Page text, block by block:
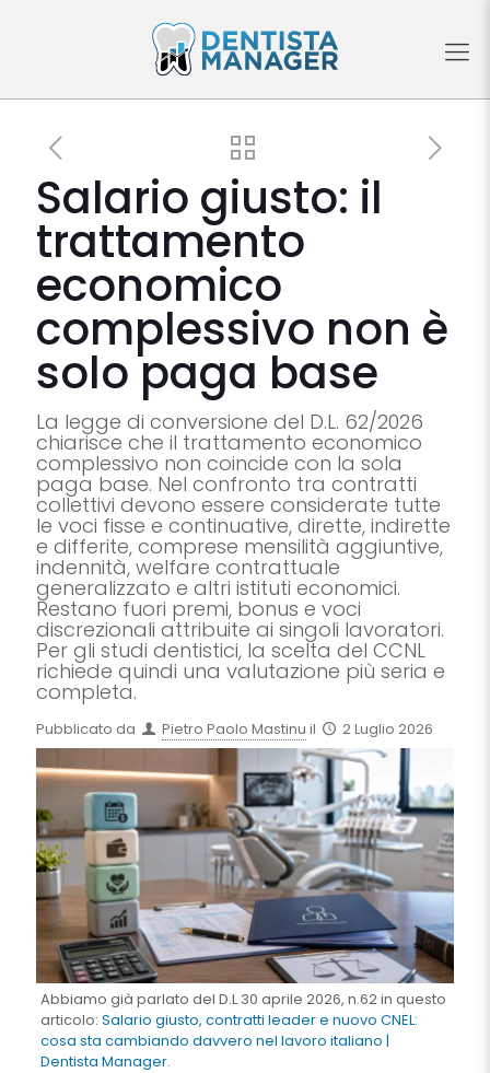
Salario giusto: il
trattamento
economico
complessivo non è
solo paga base
La legge di conversione del D.L. 62/2026
chiarisce che il trattamento economico
complessivo non coincide con la sola
paga base. Nel confronto tra contratti
collettivi devono essere considerate tutte
le voci fisse e continuative, dirette, indirette
e differite, comprese mensilità aggiuntive,
indennità, welfare contrattuale
generalizzato e altri istituti economici.
Restano fuori premi, bonus e voci
discrezionali attribuite ai singoli lavoratori.
Per gli studi dentistici, la scelta del CCNL
richiede quindi una valutazione più seria e
completa.
Pubblicato da Pietro Paolo Mastinu il 2 Luglio 2026
Abbiamo già parlato del D.L 30 aprile 2026, n.62 in questo
articolo: Salario giusto, contratti leader e nuovo CNEL:
cosa sta cambiando davvero nel lavoro italiano |
Dentista Manager.